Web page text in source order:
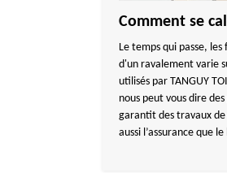
Comment se
Le temps qui passe,
d'un ravalement varie
utilisés par TANGUY
nous peut vous dire
garantit des travaux
aussi l’assurance que